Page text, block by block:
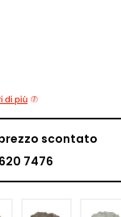
di più
scontato
7476